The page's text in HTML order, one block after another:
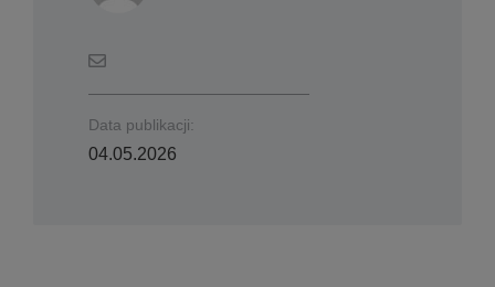
Data publikacji:
04.05.2026